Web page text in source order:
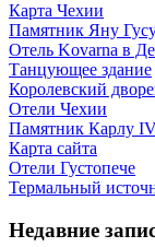
Карта Чехии
Памятник Яну
Отель Kovarna в
Танцующее здание
Королевский
Отели Чехии
Памятник Карлу
Карта сайта
Отели Густопече
Термальный
Недавние